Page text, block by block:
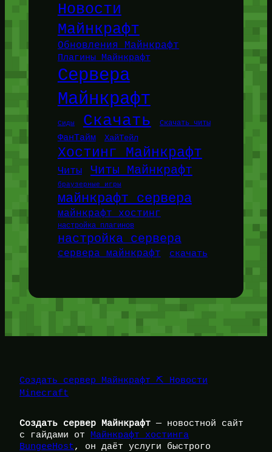
Новости
Майнкрафт
Обновления Майнкрафт
Плагины Майнкрафт
Сервера
Майнкрафт
Сиды Скачать Скачать читы
ФанТайм ХайТейл
Хостинг Майнкрафт
Читы Читы Майнкрафт
браузерные игры
майнкрафт сервера
майнкрафт хостинг
настройка плагинов
настройка сервера
сервера майнкрафт скачать
Создать сервер Майнкрафт ⛏️ Новости
Minecraft
Создать сервер Майнкрафт — новостной сайт
с гайдами от Майнкрафт хостинга
BungeeHost, он даёт услуги быстрого